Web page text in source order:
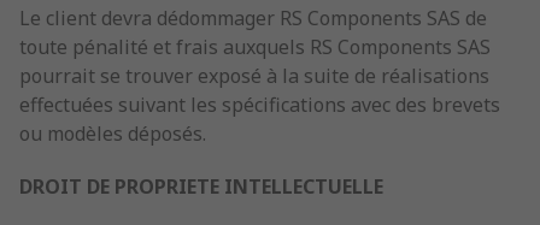
Le client devra dédommager RS Components SAS de
toute pénalité et frais auxquels RS Components SAS
pourrait se trouver exposé à la suite de réalisations
effectuées suivant les spécifications avec des brevets
ou modèles déposés.
DROIT DE PROPRIETE INTELLECTUELLE